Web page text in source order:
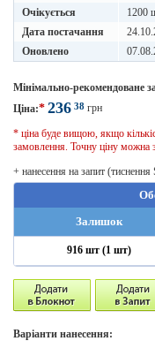
Очікується
1200
Дата постачання
Оновлено
Мінімально-рекомендоване
Ціна:* 236 38 грн
* ціна буде вищою, якщо
замовлення. Точну ціну можна
+ нанесення на запит (тиснення
Залишок
916 шт (1 шт)
Варіанти нанесення: